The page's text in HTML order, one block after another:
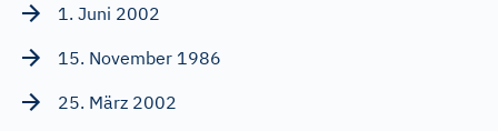
1. Juni 2002
15. November 1986
25. März 2002